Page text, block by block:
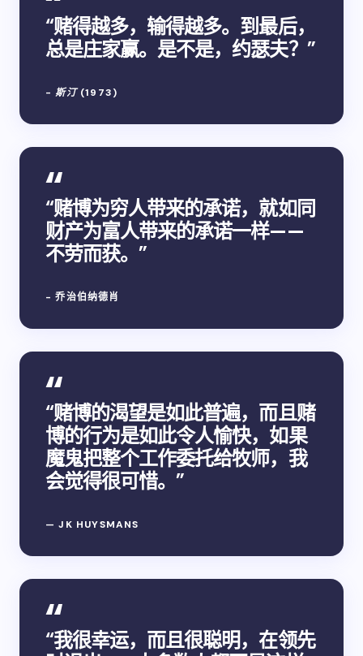
“赌得越多，输得越多。到最后，
总是庄家赢。是不是，约瑟夫？”
-斯汀(1973)
“赌博为穷人带来的承诺，就如同
财产为富人带来的承诺一样——
不劳而获。”
- 乔治伯纳德肖
“赌博的渴望是如此普遍，而且赌
博的行为是如此令人愉快，如果
魔鬼把整个工作委托给牧师，我
会觉得很可惜。”
— JK HUYSMANS
“我很幸运，而且很聪明，在领先